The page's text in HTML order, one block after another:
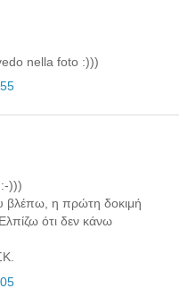
nella foto :)))
)))
βλέπω, η πρώτη δοκιμή
ότι δεν κάνω